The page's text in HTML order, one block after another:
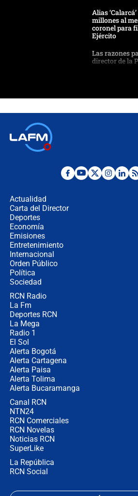
Alias
millones al
coronel para
Ejército
Las razones
director de la
"No hubo
Actualidad
Carta del Director
Deportes
Economía
Emisiones
Entretenimiento
Internacional
Orden Público
Política
Sociedad
RCN Radio
La Fm
Deportes RCN
La Mega
Radio 1
El Sol
Alerta Bogotá
Alerta Cartagena
Alerta Paisa
Alerta Tolima
Alerta Bucaramanga
Canal RCN
NTN24
RCN Comerciales
RCN Novelas
Noticias RCN
SuperLike
La República
RCN Social